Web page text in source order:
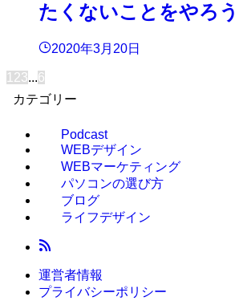
たくないことをやろう
2020年3月20日
1 23...6
カテゴリー
Podcast
WEBデザイン
WEBマーケティング
パソコンの選び方
ブログ
ライフデザイン
運営者情報
プライバシーポリシー